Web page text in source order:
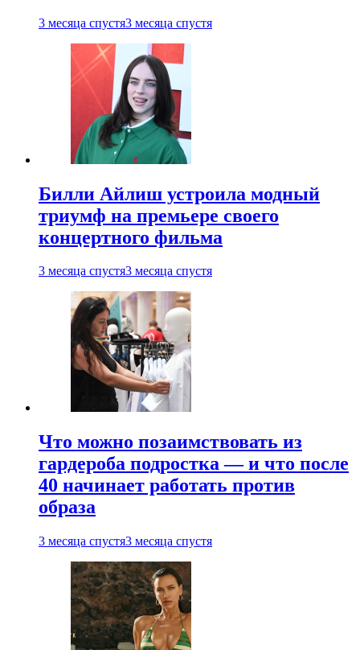
3 месяца спустя3 месяца спустя
Билли Айлиш устроила модный
триумф на премьере своего
концертного фильма
3 месяца спустя3 месяца спустя
Что можно позаимствовать из
гардероба подростка — и что после
40 начинает работать против
образа
3 месяца спустя3 месяца спустя